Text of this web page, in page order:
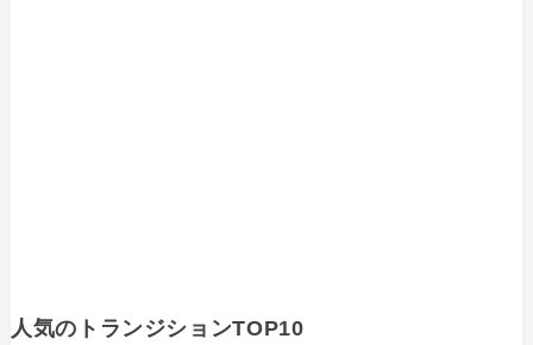
人気のトランジションTOP10